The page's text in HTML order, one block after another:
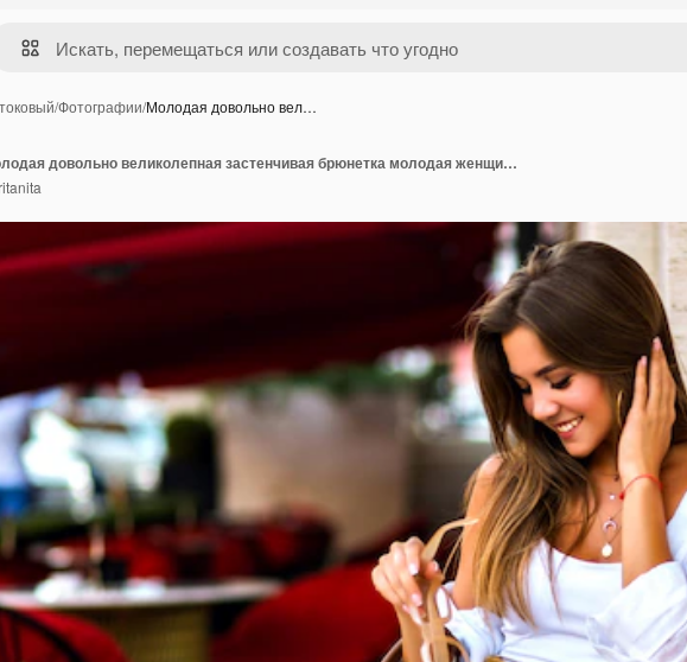
/Фотографии/Молодая довольно вел…
Молодая довольно великолепная застенчивая брюнетка молодая женщина позирует на улице Парижа, элегантный женский взгляд, лето, бежевые цвета, опыт путешествий.